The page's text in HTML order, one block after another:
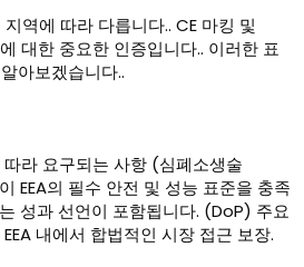
역에 따라 다릅니다.. CE 마킹 및
대한 중요한 인증입니다.. 이러한 표
아보겠습니다..
라 요구되는 사항 (심폐소생술
EEA의 필수 안전 및 성능 표준을 충족
성과 선언이 포함됩니다. (DoP) 주요
내에서 합법적인 시장 접근 보장.